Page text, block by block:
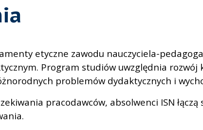
etyczne zawodu nauczyciela-
Program studiów uwzględnia
problemów dydaktycznych i
pracodawców, absolwenci ISN łączą